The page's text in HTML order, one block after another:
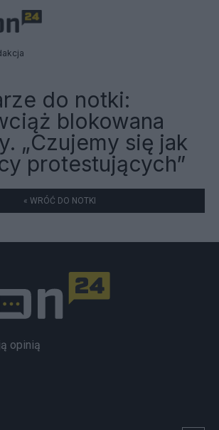
do notki:
blokowana
„Czujemy się jak
protestujących”
« WRÓĆ DO NOTKI
opinią